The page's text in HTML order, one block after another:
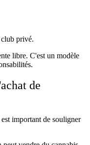
privé.
libre. C'est un modèle
de
important de souligner